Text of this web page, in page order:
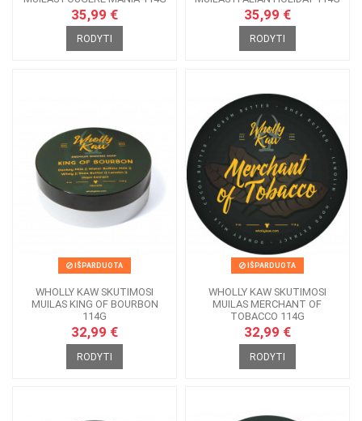
35,99 €
RODYTI
35,99 €
RODYTI
IŠPARDUOTA
WHOLLY KAW SKUTIMOSI
MUILAS KING OF BOURBON
114G
32,99 €
RODYTI
IŠPARDUOTA
WHOLLY KAW SKUTIMOSI
MUILAS MERCHANT OF
TOBACCO 114G
32,99 €
RODYTI